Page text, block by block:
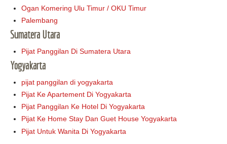
Ogan Komering Ulu Timur / OKU Timur
Palembang
Sumatera Utara
Pijat Panggilan Di Sumatera Utara
Yogyakarta
pijat panggilan di yogyakarta
Pijat Ke Apartement Di Yogyakarta
Pijat Panggilan Ke Hotel Di Yogyakarta
Pijat Ke Home Stay Dan Guet House Yogyakarta
Pijat Untuk Wanita Di Yogyakarta